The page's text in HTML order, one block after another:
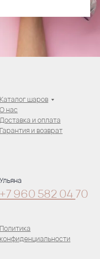
Каталог шаров
О нас
Доставка и оплата
Гарантия и возврат
Ульяна
+7 960 582 04 70
Политика
конфиденциальности